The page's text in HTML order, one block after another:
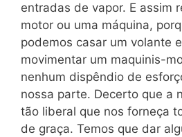
entradas de vapor. E assim
motor ou uma máquina,
podemos casar um volante
movimentar um maquinis-
nenhum dispêndio de
nossa parte. Decerto que a
tão liberal que nos forneça
de graça. Temos que dar